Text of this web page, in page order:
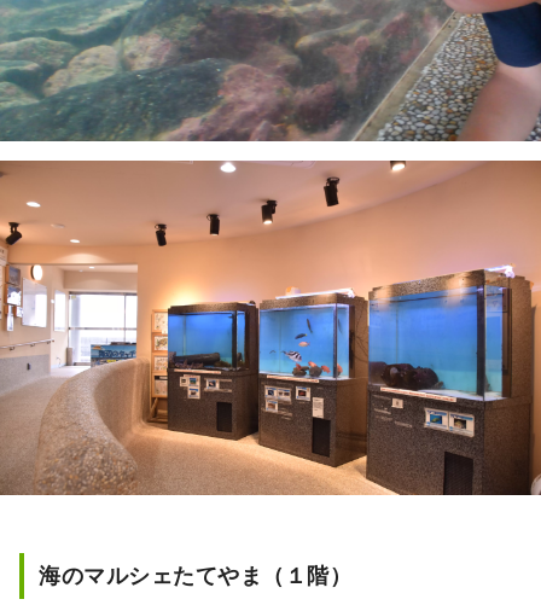
海のマルシェたてやま（１階）